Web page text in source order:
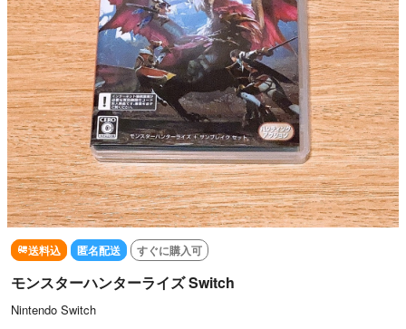
送料込 匿名配送 すぐに購入可
モンスターハンターライズ Switch
Nintendo Switch